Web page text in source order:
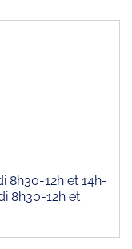
8h30-12h et 14h-
8h30-12h et